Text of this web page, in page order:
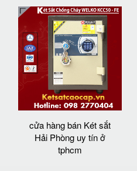
cửa hàng bán Két sắt
Hải Phòng uy tín ở
tphcm